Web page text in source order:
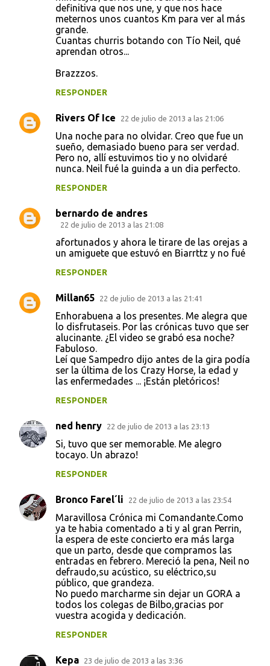
definitiva que nos une, y que nos hace
meternos unos cuantos Km para ver al más
grande.
Cuantas churris botando con Tío Neil, qué
aprendan otros...
Brazzzos.
RESPONDER
Rivers Of Ice 22 de julio de 2013 a las 21:06
Una noche para no olvidar. Creo que fue un
sueño, demasiado bueno para ser verdad.
Pero no, allí estuvimos tio y no olvidaré
nunca. Neil fué la guinda a un dia perfecto.
RESPONDER
bernardo de andres
22 de julio de 2013 a las 21:08
afortunados y ahora le tirare de las orejas a
un amiguete que estuvó en Biarrttz y no fué
RESPONDER
Millan65 22 de julio de 2013 a las 21:41
Enhorabuena a los presentes. Me alegra que
lo disfrutaseis. Por las crónicas tuvo que ser
alucinante. ¿El video se grabó esa noche?
Fabuloso.
Leí que Sampedro dijo antes de la gira podía
ser la última de los Crazy Horse, la edad y
las enfermedades ... ¡Están pletóricos!
RESPONDER
ned henry 22 de julio de 2013 a las 23:13
Si, tuvo que ser memorable. Me alegro
tocayo. Un abrazo!
RESPONDER
Bronco Farel´li 22 de julio de 2013 a las 23:54
Maravillosa Crónica mi Comandante.Como
ya te habia comentado a ti y al gran Perrin,
la espera de este concierto era más larga
que un parto, desde que compramos las
entradas en febrero. Mereció la pena, Neil no
defraudo,su acústico, su eléctrico,su
público, que grandeza.
No puedo marcharme sin dejar un GORA a
todos los colegas de Bilbo,gracias por
vuestra acogida y dedicación.
RESPONDER
Kepa 23 de julio de 2013 a las 3:36